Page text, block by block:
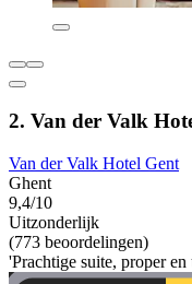
2. Van der Valk
Van der Valk Hotel Gent
Ghent
9,4/10
Uitzonderlijk
(773 beoordelingen)
'Prachtige suite, proper